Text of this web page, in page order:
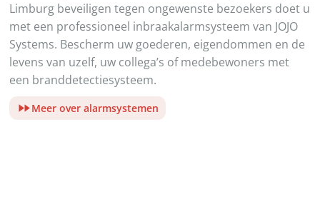
Limburg beveiligen tegen ongewenste bezoekers doet u
met een professioneel inbraakalarmsysteem van JOJO
Systems. Bescherm uw goederen, eigendommen en de
levens van uzelf, uw collega’s of medebewoners met
een branddetectiesysteem.
Meer over alarmsystemen